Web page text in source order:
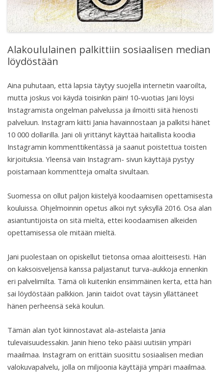
Alakoululainen palkittiin sosiaalisen median
löydöstään
Aina puhutaan, että lapsia täytyy suojella internetin vaaroilta,
mutta joskus voi käydä toisinkin päin! 10-vuotias Jani löysi
Instagramista ongelman palvelussa ja ilmoitti siitä hienosti
palveluun. Instagram kiitti Jania havainnostaan ja palkitsi hänet
10 000 dollarilla. Jani oli yrittänyt käyttää haitallista koodia
Instagramin kommenttikentässä ja saanut poistettua toisten
kirjoituksia. Yleensä vain Instagram- sivun käyttäjä pystyy
poistamaan kommentteja omalta sivultaan.
Suomessa on ollut paljon kiistelyä koodaamisen opettamisesta
kouluissa. Ohjelmoinnin opetus alkoi nyt syksyllä 2016. Osa alan
asiantuntijoista on sitä mieltä, ettei koodaamisen alkeiden
opettamisessa ole mitään mieltä.
Jani puolestaan on opiskellut tietonsa omaa aloitteisesti. Hän
on kaksoisveljensä kanssa paljastanut turva-aukkoja ennenkin
eri palvelimilta. Tämä oli kuitenkin ensimmäinen kerta, että hän
sai löydöstään palkkion. Janin taidot ovat täysin yllättäneet
hänen perheensä sekä koulun.
Tämän alan työt kiinnostavat ala-astelaista Jania
tulevaisuudessakin. Janin hieno teko pääsi uutisiin ympäri
maailmaa. Instagram on erittäin suosittu sosiaalisen median
valokuvapalvelu, jolla on miljoonia käyttäjiä ympäri maailmaa.